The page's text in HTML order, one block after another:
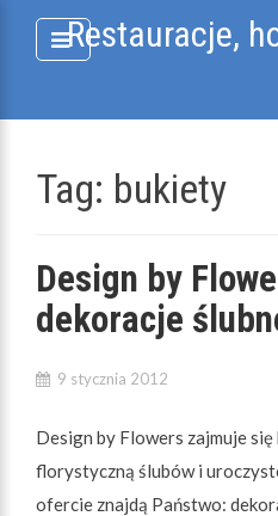
Restauracje,
Tag: bukiety
Design by
dekoracje
9 stycznia 2012
Design by Flowers zajmuje
florystyczną ślubów i
ofercie znajdą Państwo: